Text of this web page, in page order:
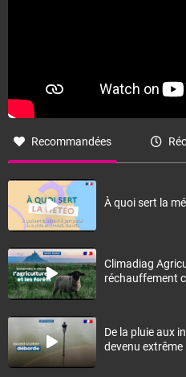
Recommandées
À quoi sert la
Climadiag
réchauffement
De la pluie aux
devenu extrême